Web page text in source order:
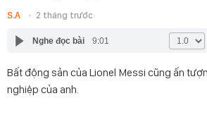
S.A 2 tháng trước
Nghe đọc bài 9:01
Bất động sản của Lionel Messi cũng ấn
nghiệp của anh.